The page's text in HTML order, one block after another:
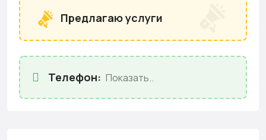
Предлагаю услуги
Телефон: Показать..